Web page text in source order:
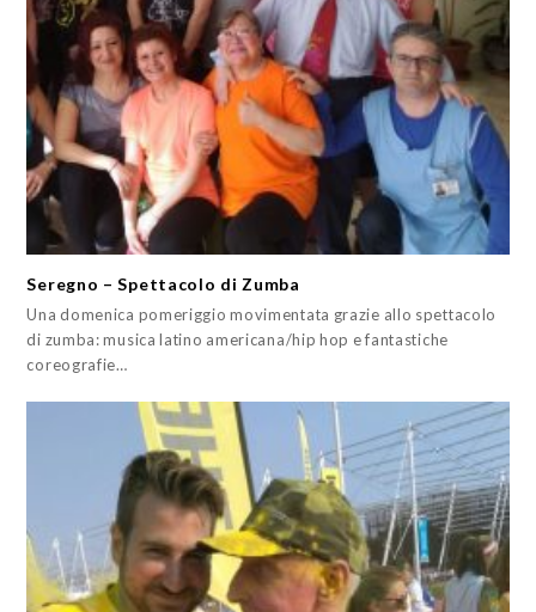
Seregno – Spettacolo di Zumba
Una domenica pomeriggio movimentata grazie allo spettacolo
di zumba: musica latino americana/hip hop e fantastiche
coreografie…